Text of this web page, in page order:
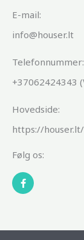
E-mail:
info@houser.lt
Telefonnummer:
+37062424343
Hovedside:
https://houser.lt/
Følg os:
F
a
c
o